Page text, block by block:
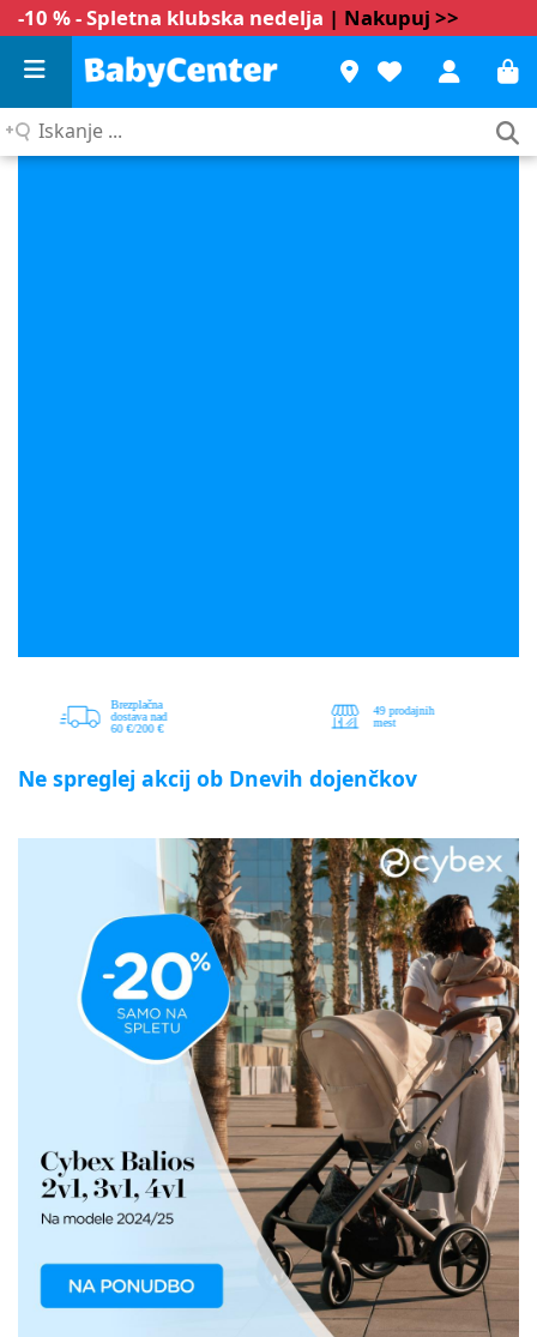
-10 % - Spletna klubska nedelja | Nakupuj >>
Iskanje
Ne spreglej akcij ob Dnevih dojenčkov